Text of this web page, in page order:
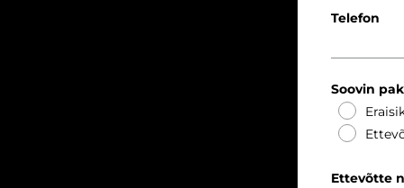
Telefon
Soovin
Ettevõtte